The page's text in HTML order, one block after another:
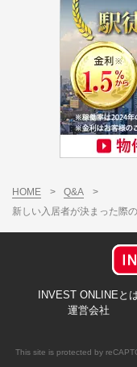
HOME > Q&A
>
新しい入居者が決まった際
INVEST ONLINEと
運営会社
This site is protected by